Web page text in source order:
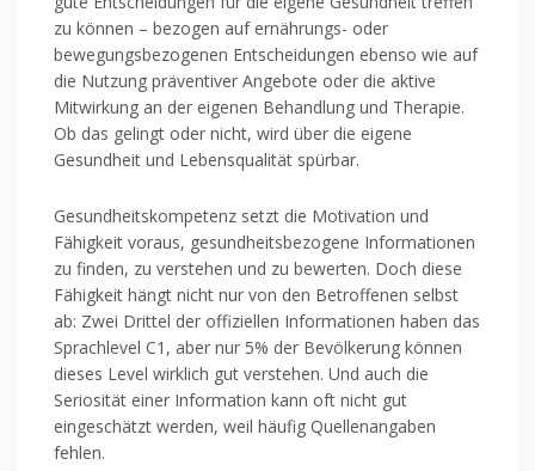
zu können – bezogen auf ernährungs- oder
bewegungsbezogenen Entscheidungen ebenso wie auf
die Nutzung präventiver Angebote oder die aktive
Mitwirkung an der eigenen Behandlung und Therapie.
Ob das gelingt oder nicht, wird über die eigene
Gesundheit und Lebensqualität spürbar.
Gesundheitskompetenz setzt die Motivation und
Fähigkeit voraus, gesundheitsbezogene Informationen
zu finden, zu verstehen und zu bewerten. Doch diese
Fähigkeit hängt nicht nur von den Betroffenen selbst
ab: Zwei Drittel der offiziellen Informationen haben das
Sprachlevel C1, aber nur 5% der Bevölkerung können
dieses Level wirklich gut verstehen. Und auch die
Seriosität einer Information kann oft nicht gut
eingeschätzt werden, weil häufig Quellenangaben
fehlen.